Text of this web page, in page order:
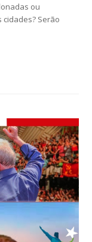
ou
Serão